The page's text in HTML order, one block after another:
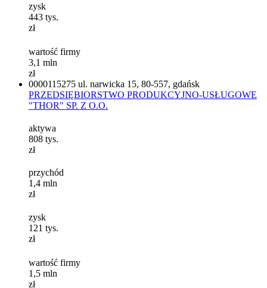
zysk
443 tys.
zł
wartość firmy
3,1 mln
zł
0000115275 ul. narwicka 15, 80-557, gdańsk
PRZEDSIĘBIORSTWO PRODUKCYJNO-USŁUGOWE
"THOR" SP. Z O.O.
aktywa
808 tys.
zł
przychód
1,4 mln
zł
zysk
121 tys.
zł
wartość firmy
1,5 mln
zł